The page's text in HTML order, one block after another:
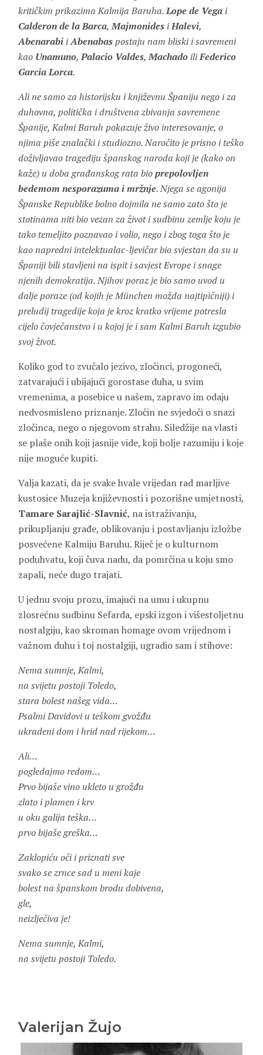
kritičkim prikazima Kalmija Baruha.Lope de Vega i
Calderon de la Barca,Majmonides iHalevi,
Abenarabi iAbenabaspostaju nam bliski i savremeni
kao Unamuno,Palacio Valdes,Machado iliFederico
Garcia Lorca.
Ali ne samo za historijsku i književnu Španiju nego i za
duhovna, politička i društvena zbivanja savremene
Španije, Kalmi Baruh pokazuje živo interesovanje, o
njima piše znalački i studiozno. Naročito je prisno i teško
doživljavao tragediju španskog naroda koji je (kako on
kaže) u doba građanskog rata bioprepolovljen
bedemom nesporazuma i mržnje. Njega se agonija
Španske Republike bolno dojmila ne samo zato što je
stotinama niti bio vezan za život i sudbinu zemlje koju je
tako temeljito poznavao i volio, nego i zbog toga što je
kao napredni intelektualac-ljevičar bio svjestan da su u
Španiji bili stavljeni na ispit i savjest Evrope i snage
njenih demokratija. Njihov poraz je bio samo uvod u
dalje poraze (od kojih je München možda najtipičniji) i
preludij tragedije koja je kroz kratko vrijeme potresla
cijelo čovječanstvo i u kojoj je i sam Kalmi Baruh izgubio
svoj život.
Koliko god to zvučalo jezivo, zločinci, progoneći,
zatvarajući i ubijajući gorostase duha, u svim
vremenima, a posebice u našem, zapravo im odaju
nedvosmisleno priznanje. Zločin ne svjedoči o snazi
zločinca, nego o njegovom strahu. Siledžije na vlasti
se plaše onih koji jasnije vide, koji bolje razumiju i koje
nije moguće kupiti.
Valja kazati, da je svake hvale vrijedan rad marljive
kustosice Muzeja književnosti i pozorišne umjetnosti,
Tamare Sarajlić-Slavnić, na istraživanju,
prikupljanju građe, oblikovanju i postavljanju izložbe
posvećene Kalmiju Baruhu. Riječ je o kulturnom
poduhvatu, koji čuva nadu, da pomrčina u koju smo
zapali, neće dugo trajati.
U jednu svoju prozu, imajući na umu i ukupnu
zlosrećnu sudbinu Sefarda, epski izgon i višestoljetnu
nostalgiju, kao skroman homage ovom vrijednom i
važnom duhu i toj nostalgiji, ugradio sam i stihove:
Nema sumnje, Kalmi,
na svijetu postoji Toledo,
stara bolest našeg vida…
Psalmi Davidovi u teškom gvožđu
ukradeni dom i hrid nad rijekom…
Ali…
pogledajmo redom…
Prvo bijaše vino ukleto u grožđu
zlato i plamen i krv
u oku galija teška…
prvo bijaše greška…
Zaklopiću oči i priznati sve
svako se zrnce sad u meni kaje
bolest na španskom brodu dobivena,
gle,
neizlječiva je!
Nema sumnje, Kalmi,
na svijetu postoji Toledo.
Valerijan Žujo